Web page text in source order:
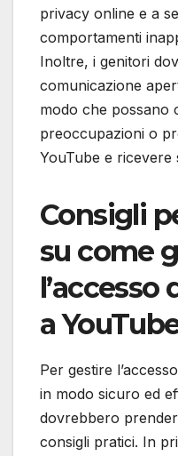
privacy online e a
comportamenti
Inoltre, i genitori
comunicazione
modo che possano
preoccupazioni o
YouTube e
Consigli
su come
a
Per gestire
in modo sicuro ed
dovrebbero
consigli pratici. In